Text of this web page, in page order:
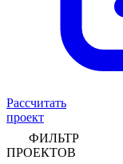
Рассчитать
проект
ФИЛЬТР
ПРОЕКТОВ